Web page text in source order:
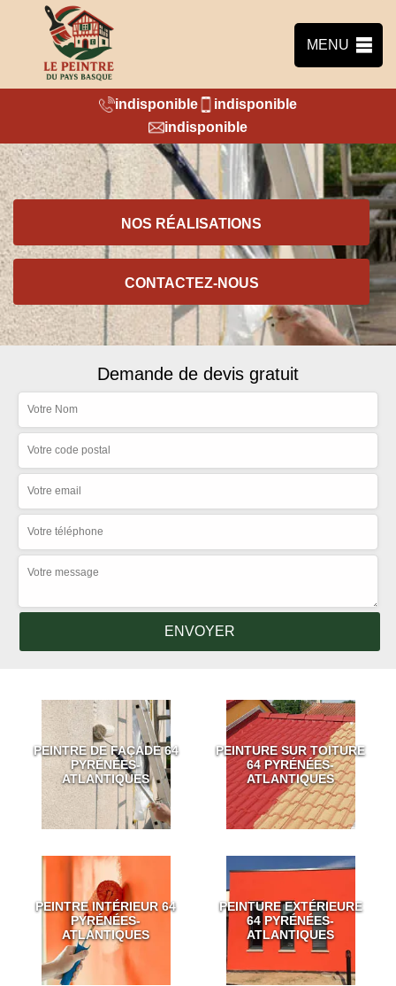
MENU
indisponible
indisponible
indisponible
NOS RÉALISATIONS
CONTACTEZ-NOUS
Demande de devis gratuit
PEINTRE DE FAÇADE 64
PYRÉNÉES-
ATLANTIQUES
PEINTURE SUR TOITURE
64 PYRÉNÉES-
ATLANTIQUES
PEINTRE INTÉRIEUR 64
PYRÉNÉES-
ATLANTIQUES
PEINTURE EXTÉRIEURE
64 PYRÉNÉES-
ATLANTIQUES